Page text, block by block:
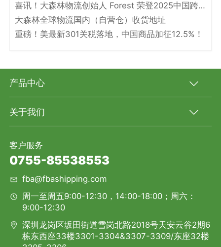
喜讯！大森林物流创始人 Forest 荣登2025中国跨境电商物流名人堂！
大森林全球物流国内（自营仓）收货地址
重磅！美最新301关税落地，中国商品加征12.5%！
产品中心
关于我们
客户服务
0755-85538553
fba@fbashipping.com
周一至周五9:00-12:30，14:00-18:00；周六：
9:00-12:30
深圳龙岗区坂田街道雪岗北路2018号天安云谷2期6
栋东西座33楼3301-3304&3307-3309/东座32楼